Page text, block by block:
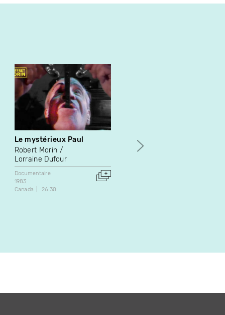
Le mystérieux Paul
Robert Morin
Lorraine Dufour
Documentaire
1983
Canada
26:30
Le Bateleur (version
abrégée)